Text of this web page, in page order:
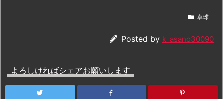
卓球
Posted by k_asano30090
よろしければシェアお願いします